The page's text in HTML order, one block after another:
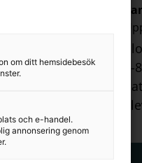
2.0
om ditt hemsidebesök
och e-handel.
annonsering genom